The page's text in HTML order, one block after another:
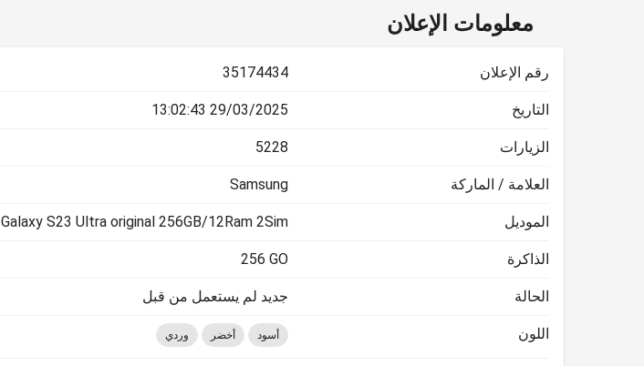
معلومات الإعلان
رقم الإعلان 35174434
التاريخ 29/03/2025 13:02:43
الزيارات 5228
العلامة / الماركة Samsung
الموديل Galaxy S23 Ultra original 256GB/12Ram 2Sim
الذاكرة 256 GO
الحالة جديد لم يستعمل من قبل
اللون أسود أخضر وردي